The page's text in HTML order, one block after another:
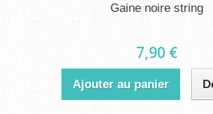
Gaine noire string
7,90 €
Ajouter au panier